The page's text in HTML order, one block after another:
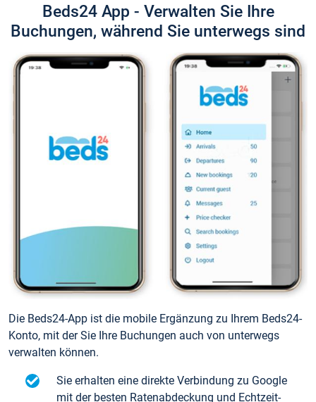
Beds24 App - Verwalten Sie Ihre
Buchungen, während Sie unterwegs sind
Die Beds24-App ist die mobile Ergänzung zu Ihrem Beds24-
Konto, mit der Sie Ihre Buchungen auch von unterwegs
verwalten können.
Sie erhalten eine direkte Verbindung zu Google
mit der besten Ratenabdeckung und Echtzeit-